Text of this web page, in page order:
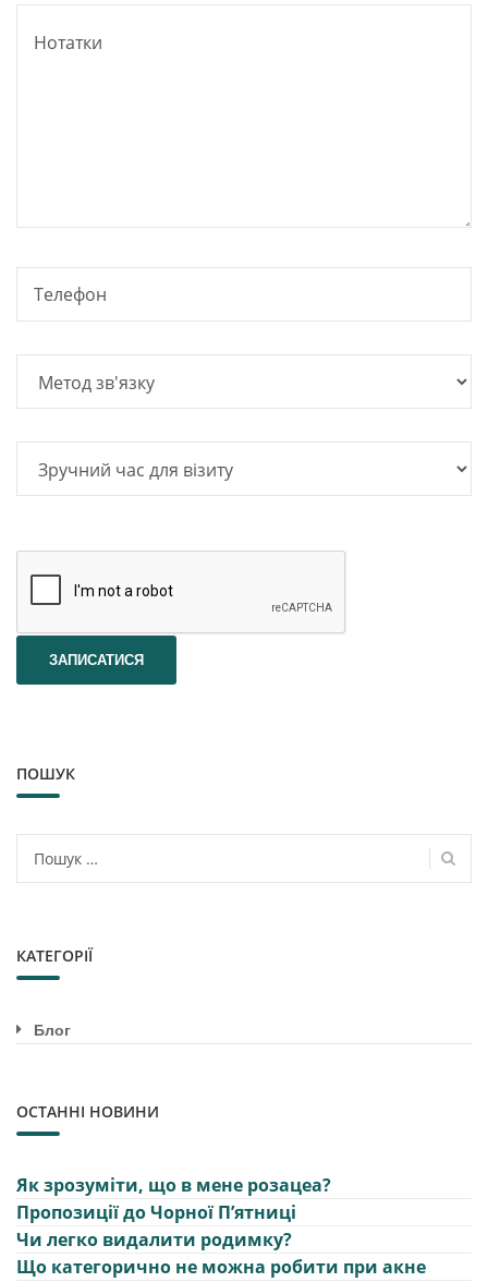
ПОШУК
Пошук:
КАТЕГОРІЇ
Блог
ОСТАННІ НОВИНИ
Як зрозуміти, що в мене розацеа?
Пропозиції до Чорної Пʼятниці
Чи легко видалити родимку?
Що категорично не можна робити при акне